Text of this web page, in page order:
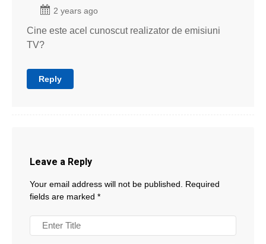
2 years ago
Cine este acel cunoscut realizator de emisiuni
TV?
Reply
Leave a Reply
Your email address will not be published.
Required
fields are marked *